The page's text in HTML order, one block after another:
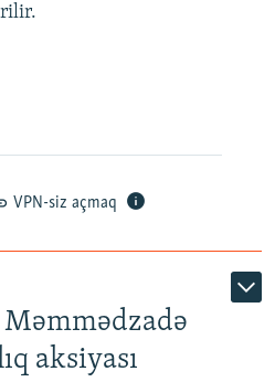
VPN-siz açmaq
Məmmədzadə
aksiyası